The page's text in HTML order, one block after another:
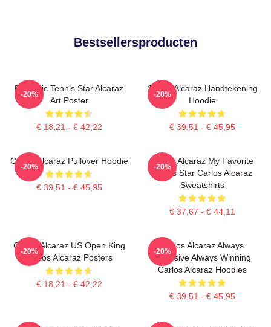
Bestsellersproducten
Dynamic Tennis Star Alcaraz
Art Poster
€ 18,21 - € 42,22
-20%
Carlos Alcaraz Handtekening
Hoodie
€ 39,51 - € 45,95
-20%
Carlos Alcaraz Pullover Hoodie
€ 39,51 - € 45,95
-20%
Carlos Alcaraz My Favorite
Tennis Star Carlos Alcaraz
Sweatshirts
€ 37,67 - € 44,11
-20%
Carlos Alcaraz US Open King
Carlos Alcaraz Posters
€ 18,21 - € 42,22
-20%
Carlos Alcaraz Always
Explosive Always Winning
Carlos Alcaraz Hoodies
€ 39,51 - € 45,95
-20%